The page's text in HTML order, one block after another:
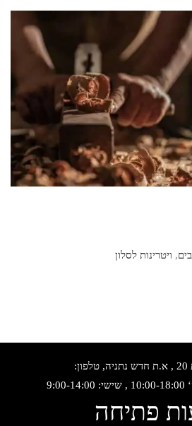
, ויטרינות לסלון
פתיחה